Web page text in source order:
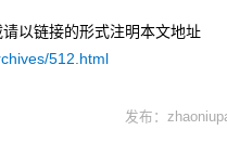
以链接的形式注明本文地址
512.html
发布：